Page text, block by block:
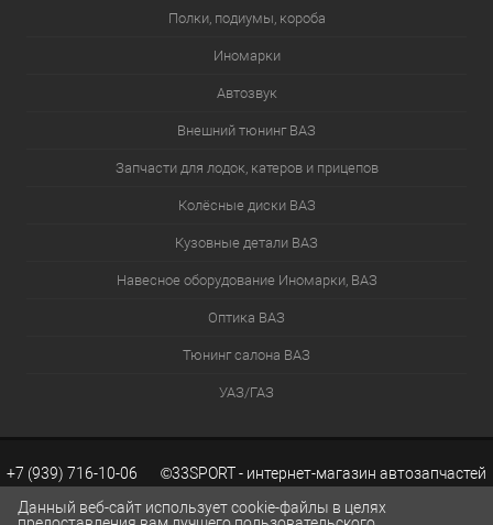
Полки, подиумы, короба
Иномарки
Автозвук
Внешний тюнинг ВАЗ
Запчасти для лодок, катеров и прицепов
Колёсные диски ВАЗ
Кузовные детали ВАЗ
Навесное оборудование Иномарки, ВАЗ
Оптика ВАЗ
Тюнинг салона ВАЗ
УАЗ/ГАЗ
+7 (939) 716-10-06 ©33SPORT - интернет-магазин автозапчастей
Данный веб-сайт использует cookie-файлы в целях